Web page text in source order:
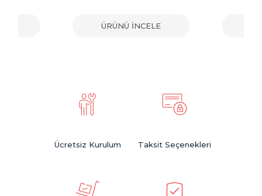
ÜRÜNÜ İNCELE
Ücretsiz Kurulum Taksit Seçenekleri